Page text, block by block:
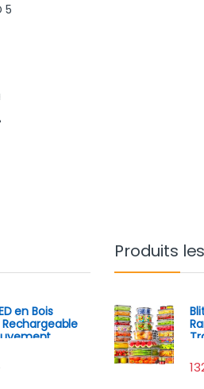
5
en Bois
Produits